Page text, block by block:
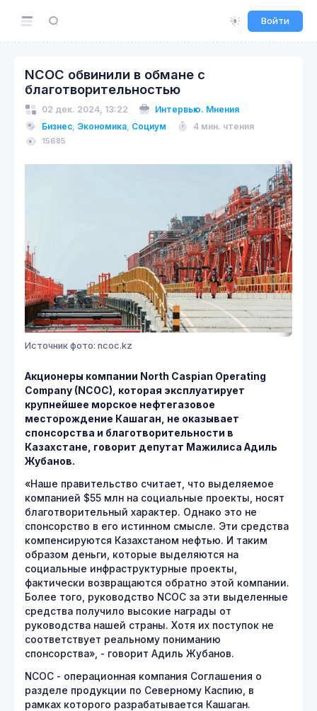
Войти
NCOC обвинили в обмане с
благотворительностью
02 дек. 2024, 13:22
Интервью. Мнения
Бизнес, Экономика, Социум 4 мин. чтения
15685
Источник фото: ncoc.kz
Акционеры компании North Caspian Operating
Company (NCOC), которая эксплуатирует
крупнейшее морское нефтегазовое
месторождение Кашаган, не оказывает
спонсорства и благотворительности в
Казахстане, говорит депутат Мажилиса Адиль
Жубанов.
«Наше правительство считает, что выделяемое
компанией $55 млн на социальные проекты, носят
благотворительный характер. Однако это не
спонсорство в его истинном смысле. Эти средства
компенсируются Казахстаном нефтью. И таким
образом деньги, которые выделяются на
социальные инфраструктурные проекты,
фактически возвращаются обратно этой компании.
Более того, руководство NCOC за эти выделенные
средства получило высокие награды от
руководства нашей страны. Хотя их поступок не
соответствует реальному пониманию
спонсорства», - говорит Адиль Жубанов.
NCOC - операционная компания Соглашения о
разделе продукции по Северному Каспию, в
рамках которого разрабатывается Кашаган.